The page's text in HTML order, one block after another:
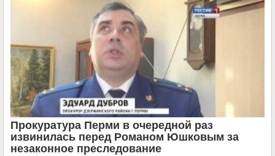
Прокуратура Перми в очередной раз
извинилась перед Романом Юшковым за
незаконное преследование